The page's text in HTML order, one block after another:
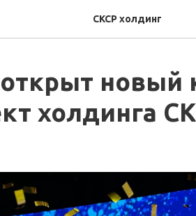
СКСР холдинг
новый
холдинга